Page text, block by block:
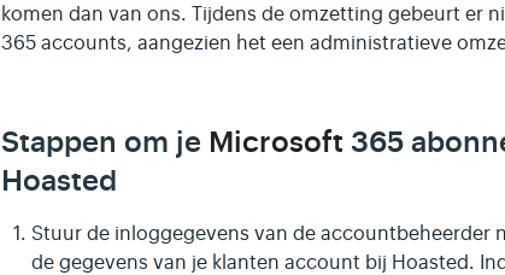
komen dan van ons. Tijdens de omzetting gebeurt er
365 accounts, aangezien het een administratieve
Stappen om je Microsoft 365
Hoasted
Stuur de inloggegevens van de accountbeheerder
de gegevens van je klanten account bij Hoasted.